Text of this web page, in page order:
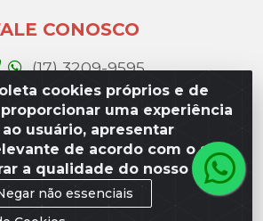
cookies próprios e de
uma experiência
usuário, apresentar
de acordo com o seu
a qualidade do nosso site.
não essenciais
CONOSCO
(17) 3209-9595
NOSSO APP